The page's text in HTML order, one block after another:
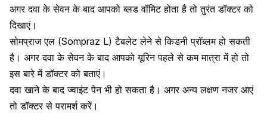
अगर दवा के सेवन के बाद आपको ब्लड वॉमिट होता है तो तुरंत डॉक्टर को
दिखाएं।
सोमप्राज एल (Sompraz L) टैबलेट लेने से किडनी प्रॉब्लम हो सकती
है। अगर दवा के सेवन के बाद आपको यूरिन पहले से कम मात्रा में हो तो
इस बारे में डॉक्टर को बताएं।
दवा खाने के बाद ज्वाइंट पेन भी हो सकता है। अगर अन्य लक्षण नजर आएं
तो डॉक्टर से परामर्श करें।